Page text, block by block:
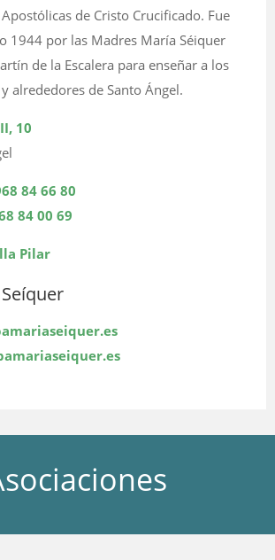
de Cristo Crucificado. Fue
1944 por las Madres María Séiquer
de la Escalera para enseñar a los
alrededores de Santo Ángel.
10
84 66 80
84 00 69
Pilar